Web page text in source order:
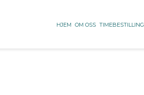
HJEM OM OSS TIMEBESTILLING